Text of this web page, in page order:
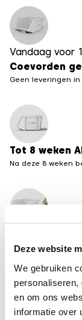
Deze website
We gebruiken
en om ons
informatie over
Vandaag voor
Coevorden
Geen leveringen
Tot 8 weken
Na deze 8 weken
Van 3 tot 30 m3
←terug naar
van andere